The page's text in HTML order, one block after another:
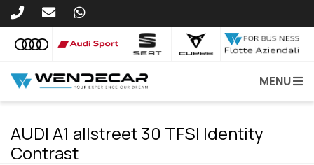
MENU
AUDI A1 allstreet 30 TFSI Identity
Contrast